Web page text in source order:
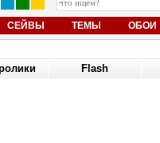
СЕЙВЫ ТЕМЫ ОБОИ
Flash